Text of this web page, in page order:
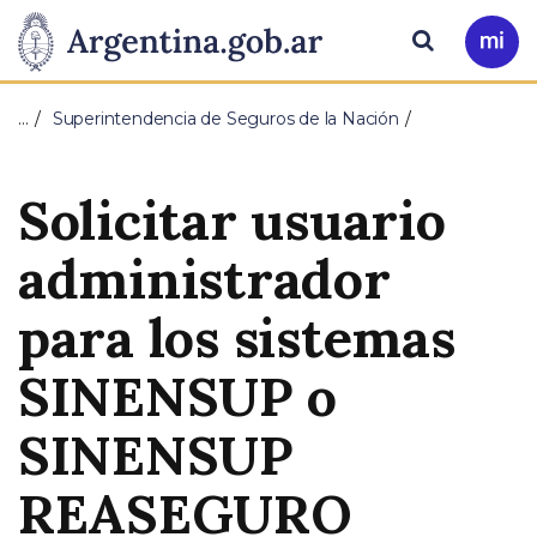
Presidencia
de
Nación
Pasar al contenido principal
Ir
a
Buscar
… Superintendencia de Seguros de la Nación
Solicitar usuario
administrador
para los sistemas
SINENSUP o
SINENSUP
REASEGURO